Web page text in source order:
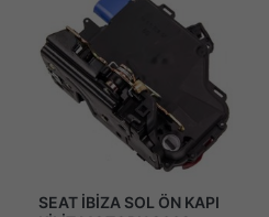
SEAT İBİZA SOL ÖN KAPI